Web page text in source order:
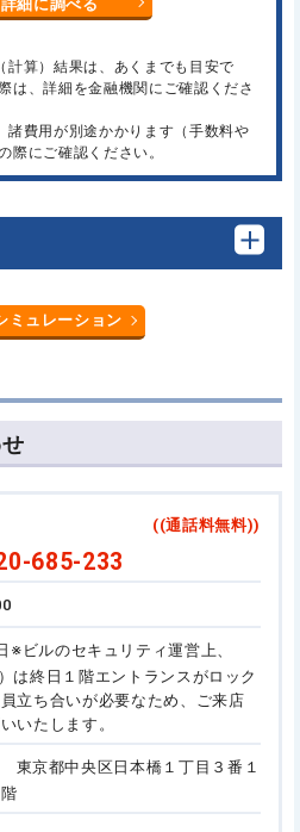
細に調べる
算）結果は、あくまでも目安で
は、詳細を金融機関にご確認くださ
費用が別途かかります（手数料や
際にご確認ください。
ミュレーション
((通話料無料))
685-233
※ビルのセキュリティ運営上、
は終日１階エントランスがロック
立ち合いが必要なため、ご来店
いたします。
京都中央区日本橋１丁目３番１